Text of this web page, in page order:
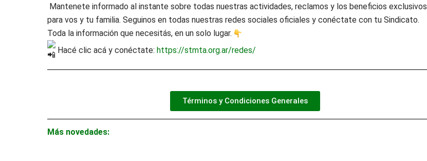
Mantenete informado al instante sobre todas nuestras actividades, reclamos y los beneficios exclusivos
para vos y tu familia. Seguinos en todas nuestras redes sociales oficiales y conéctate con tu Sindicato.
Toda la información que necesitás, en un solo lugar.
Hacé clic acá y conéctate: https://stmta.org.ar/redes/
Términos y Condiciones Generales
Más novedades: